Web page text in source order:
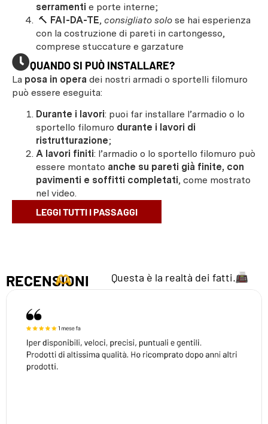
serramenti e porte interne;
🔨 FAI-DA-TE, consigliato solo se hai esperienza
con la costruzione di pareti in cartongesso,
comprese stuccature e garzature
QUANDO SI PUÒ INSTALLARE?
La posa in opera dei nostri armadi o sportelli filomuro
può essere eseguita:
Durante i lavori: puoi far installare l’armadio o lo
sportello filomuro durante i lavori di
ristrutturazione;
A lavori finiti: l’armadio o lo sportello filomuro può
essere montato anche su pareti già finite, con
pavimenti e soffitti completati, come mostrato
nel video.
LEGGI TUTTI I PASSAGGI
RECENSIONI Questa è la realtà dei fatti.